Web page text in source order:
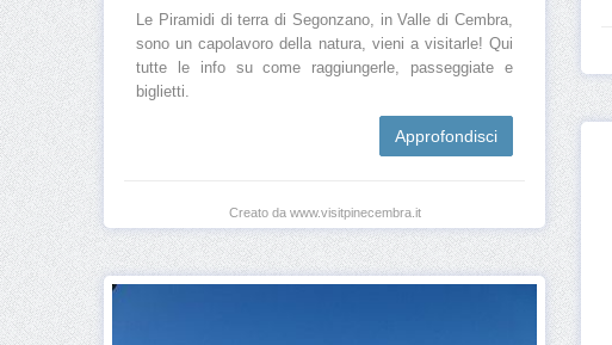
Le Piramidi di terra di Segonzano, in Valle di Cembra,
sono un capolavoro della natura, vieni a visitarle! Qui
tutte le info su come raggiungerle, passeggiate e
biglietti.
Approfondisci
Creato da www.visitpinecembra.it